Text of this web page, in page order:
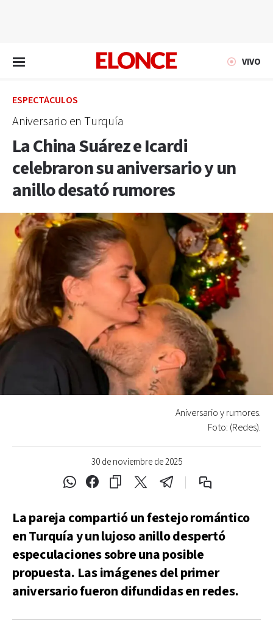
VIVO
ESPECTÁCULOS
Aniversario en Turquía
La China Suárez e Icardi
celebraron su aniversario y un
anillo desató rumores
30 de noviembre de 2025
Aniversario y rumores.
Foto: (Redes).
La pareja compartió un festejo romántico
en Turquía y un lujoso anillo despertó
especulaciones sobre una posible
propuesta. Las imágenes del primer
aniversario fueron difundidas en redes.